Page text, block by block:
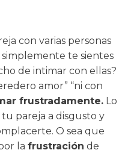
con varias personas
simplemente te sientes
de intimar con ellas?
amor” “ni con
frustradamente. Lo
pareja a disgusto y
O sea que
la frustración de